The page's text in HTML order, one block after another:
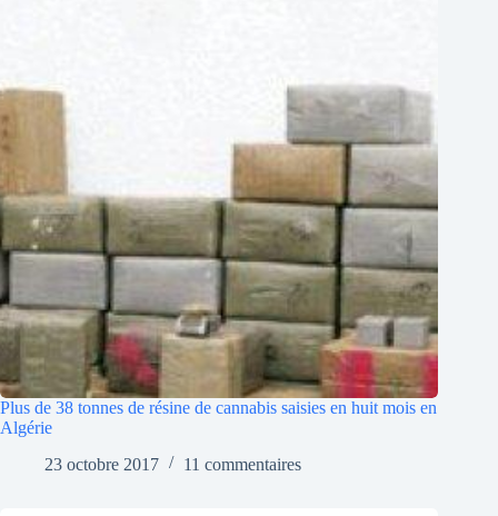
Plus de 38 tonnes de résine de cannabis saisies en huit mois en
Algérie
23 octobre 2017
11 commentaires